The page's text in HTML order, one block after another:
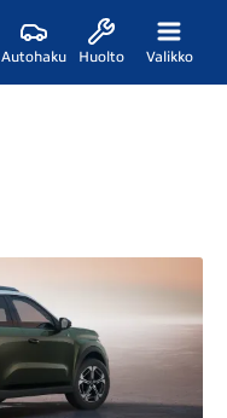
Autohaku Huolto Valikko